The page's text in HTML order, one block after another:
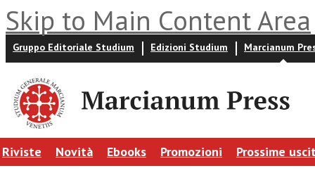
Skip to Main Content Area
Gruppo Editoriale Studium Edizioni Studium Marcianum
Riviste Novità Ebooks Promozioni Prossime